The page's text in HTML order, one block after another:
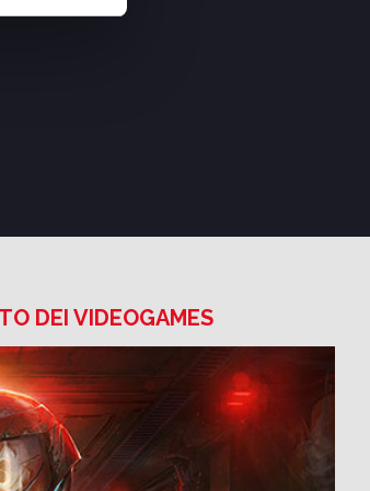
DEI VIDEOGAMES